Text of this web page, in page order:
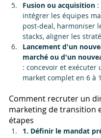
Fusion ou acquisition :
intégrer les équipes
post-deal, harmoniser
stacks, aligner les
Lancement d'un
marché ou d'un
: concevoir et exécuter
market complet en 6 à
Comment recruter un
marketing de transition
étapes
1. Définir le mandat